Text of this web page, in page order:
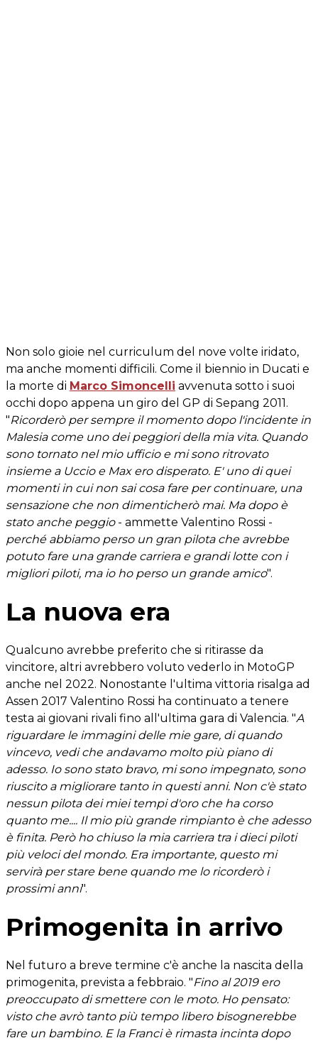
Non solo gioie nel curriculum del nove volte iridato,
ma anche momenti difficili. Come il biennio in Ducati e
la morte di Marco Simoncelli avvenuta sotto i suoi
occhi dopo appena un giro del GP di Sepang 2011.
"Ricorderò per sempre il momento dopo l'incidente in
Malesia come uno dei peggiori della mia vita. Quando
sono tornato nel mio ufficio e mi sono ritrovato
insieme a Uccio e Max ero disperato. E' uno di quei
momenti in cui non sai cosa fare per continuare, una
sensazione che non dimenticherò mai. Ma dopo è
stato anche peggio- ammette Valentino Rossi -
perché abbiamo perso un gran pilota che avrebbe
potuto fare una grande carriera e grandi lotte con i
migliori piloti, ma io ho perso un grande amico".
La nuova era
Qualcuno avrebbe preferito che si ritirasse da
vincitore, altri avrebbero voluto vederlo in MotoGP
anche nel 2022. Nonostante l'ultima vittoria risalga ad
Assen 2017 Valentino Rossi ha continuato a tenere
testa ai giovani rivali fino all'ultima gara di Valencia. "A
riguardare le immagini delle mie gare, di quando
vincevo, vedi che andavamo molto più piano di
adesso. Io sono stato bravo, mi sono impegnato, sono
riuscito a migliorare tanto in questi anni. Non c'è stato
nessun pilota dei miei tempi d'oro che ha corso
quanto me.... Il mio più grande rimpianto è che adesso
è finita. Però ho chiuso la mia carriera tra i dieci piloti
più veloci del mondo. Era importante, questo mi
servirà per stare bene quando me lo ricorderò i
prossimi anni".
Primogenita in arrivo
Nel futuro a breve termine c'è anche la nascita della
primogenita, prevista a febbraio. "Fino al 2019 ero
preoccupato di smettere con le moto. Ho pensato:
visto che avrò tanto più tempo libero bisognerebbe
fare un bambino. E la Franci è rimasta incinta dopo